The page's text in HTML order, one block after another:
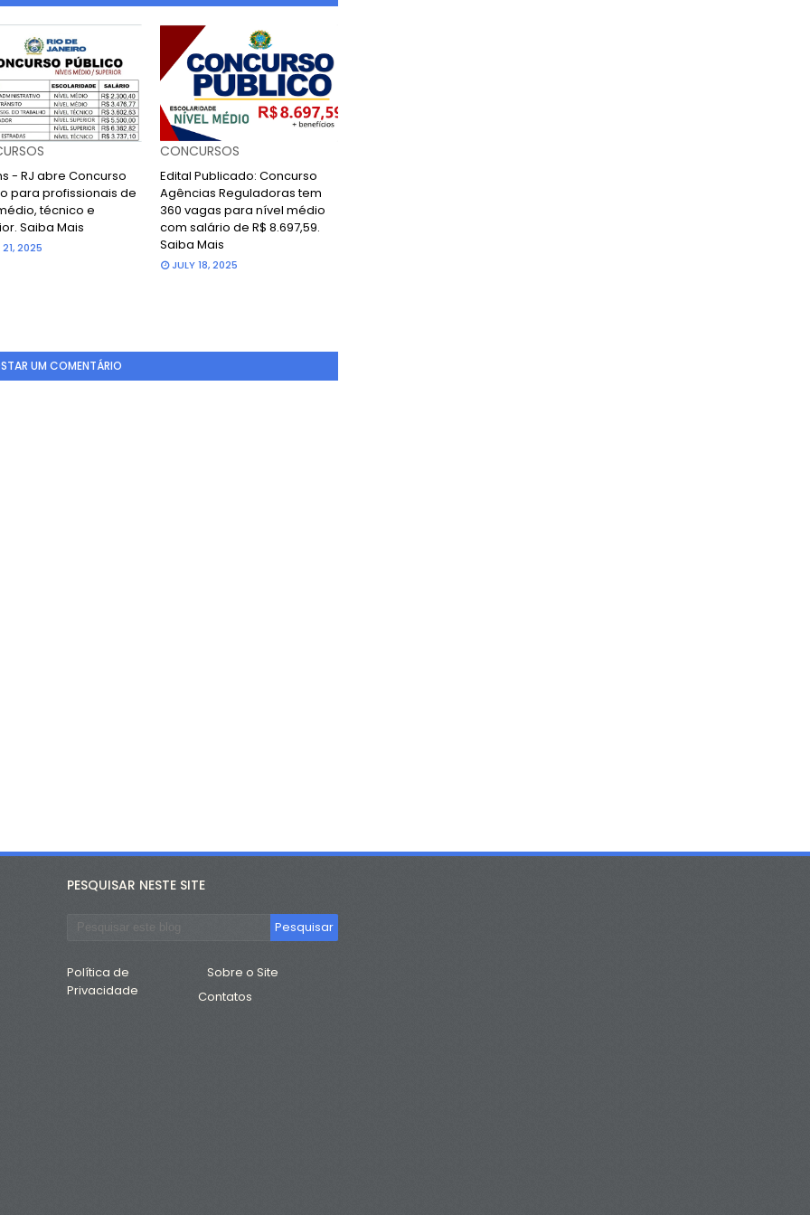
- RJ abre Concurso
para profissionais de
técnico e
Saiba Mais
21, 2025
CONCURSOS
Edital Publicado: Concurso
Agências Reguladoras tem
360 vagas para nível médio
com salário de R$ 8.697,59.
Saiba Mais
JULY 18, 2025
UM COMENTÁRIO
PESQUISAR NESTE SITE
Política de
Privacidade
Sobre o Site
Contatos